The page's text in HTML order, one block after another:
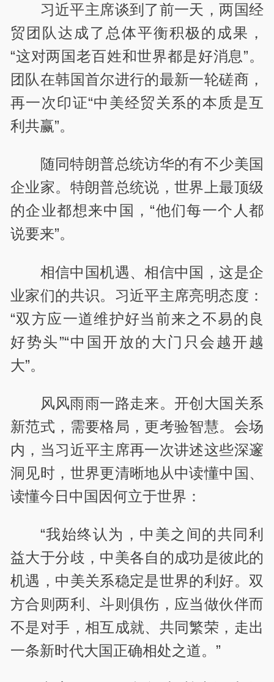
习近平主席谈到了前一天，两国经
贸团队达成了总体平衡积极的成果，
“这对两国老百姓和世界都是好消息”。
团队在韩国首尔进行的最新一轮磋商，
再一次印证“中美经贸关系的本质是互
利共赢”。
随同特朗普总统访华的有不少美国
企业家。特朗普总统说，世界上最顶级
的企业都想来中国，“他们每一个人都
说要来”。
相信中国机遇、相信中国，这是企
业家们的共识。习近平主席亮明态度：
“双方应一道维护好当前来之不易的良
好势头”“中国开放的大门只会越开越
大”。
风风雨雨一路走来。开创大国关系
新范式，需要格局，更考验智慧。会场
内，当习近平主席再一次讲述这些深邃
洞见时，世界更清晰地从中读懂中国、
读懂今日中国因何立于世界：
“我始终认为，中美之间的共同利
益大于分歧，中美各自的成功是彼此的
机遇，中美关系稳定是世界的利好。双
方合则两利、斗则俱伤，应当做伙伴而
不是对手，相互成就、共同繁荣，走出
一条新时代大国正确相处之道。”